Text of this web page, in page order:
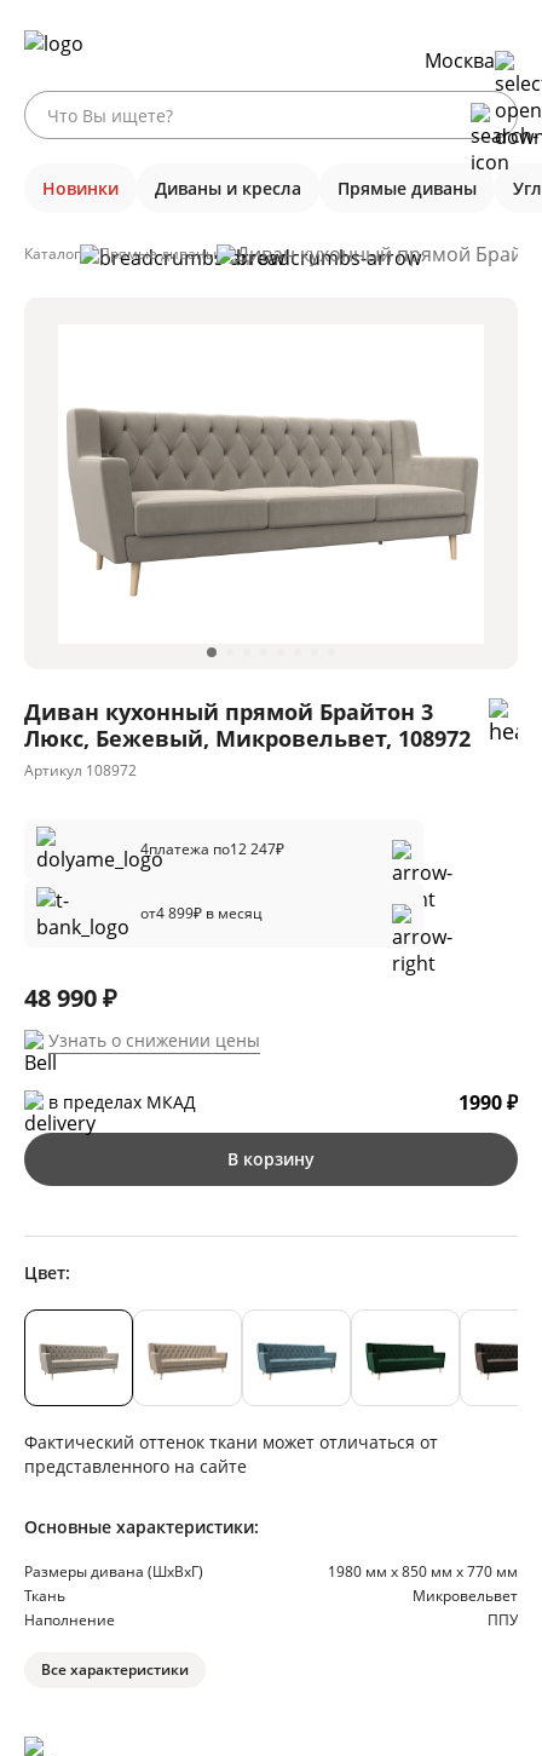
Москва
Новинки Диваны и кресла Прямые диваны
Каталог Прямые диваны Диван кухонный прямой
Диван кухонный прямой Брайтон 3
Люкс, Бежевый, Микровельвет, 108972
Артикул 108972
4платежа по12 247₽
от4 899₽ в месяц
48 990 ₽
Узнать о снижении цены
в пределах МКАД 1990 ₽
В корзину
Цвет:
Фактический оттенок ткани может отличаться от
представленного на сайте
Основные характеристики:
Размеры дивана (ШхВхГ)
1980 мм х 850 мм х 770 мм
Ткань
Микровельвет
Наполнение
ППУ
Все характеристики